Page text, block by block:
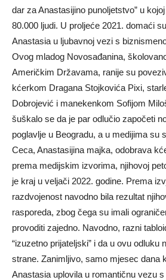
dar za Anastasijino punoljetstvo” u
80.000 ljudi. U proljeće 2021. domaći
Anastasia u ljubavnoj vezi s
Ovog mladog Novosađanina,
Američkim Državama, ranije su
kćerkom Dragana Stojkovića Pixi,
Dobrojević i manekenkom Sofijom
šuškalo se da je par odlučio započeti
poglavlje u Beogradu, a u medijima su
Ceca, Anastasijina majka, odobrava
prema medijskim izvorima, njihovoj
je kraj u veljači 2022. godine. Prema
razdvojenost navodno bila rezultat
rasporeda, zbog čega su imali
provoditi zajedno. Navodno, razni
“izuzetno prijateljski” i da u ovu odluku
strane. Zanimljivo, samo mjesec dana
Anastasia uplovila u romantičnu vezu